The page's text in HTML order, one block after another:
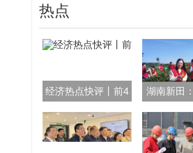
热点
经济热点快评丨前4 湖南新田